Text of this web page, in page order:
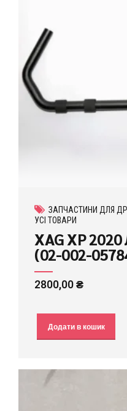
ЗАПЧАСТИНИ ДЛЯ
УСІ ТОВАРИ
XAG XP
(02-002-
2800,00₴
Додати в кошик